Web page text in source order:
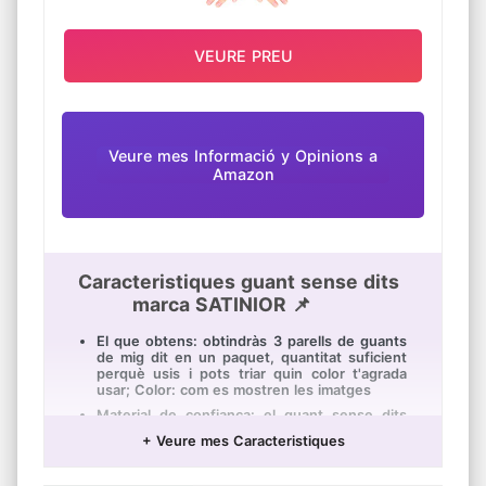
Veure mes Informació y Opinions a
Amazon
Caracteristiques guant sense dits
marca SATINIOR 📌
El que obtens: obtindràs 3 parells de guants
de mig dit en un paquet, quantitat suficient
perquè usis i pots triar quin color t'agrada
usar; Color: com es mostren les imatges
Material de confiança: el guant sense dits
còmode i no danyarà la seva pell, és durador i
VEURE PREU
+ Veure mes Caracteristiques